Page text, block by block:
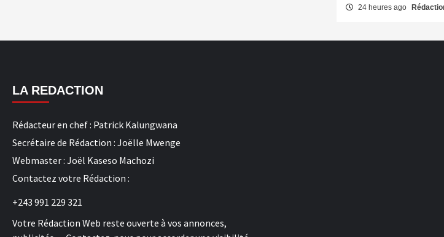
24 heures ago
LA REDACTION
Rédacteur en chef : Patrick Kalungwana
Secrétaire de Rédaction : Joëlle Mwenge
Webmaster : Joël Kaseso Machozi
Contactez votre Rédaction :
+243 991 229 321
Votre Rédaction Web reste ouverte à vos annonces,